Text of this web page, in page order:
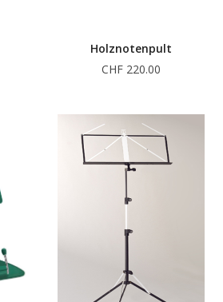
Holznotenpult
CHF 220.00